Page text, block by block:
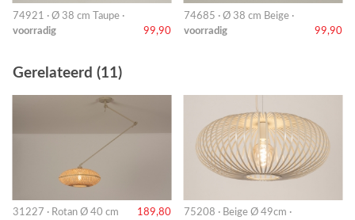
74921 · Ø 38 cm Taupe ·
voorradig
99,90
74685 · Ø 38 cm Beige ·
voorradig
99,90
Gerelateerd (11)
31227 · Rotan Ø 40 cm 189,80 75208 · Beige Ø 49cm ·